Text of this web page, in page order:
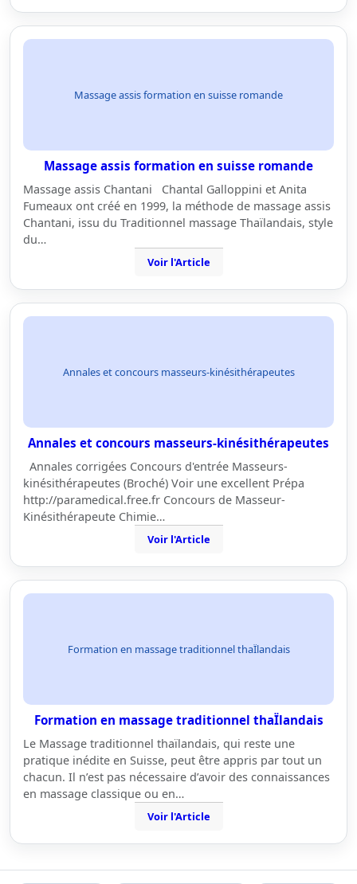
Massage assis formation en suisse romande
Massage assis formation en suisse romande
Massage assis Chantani Chantal Galloppini et Anita
Fumeaux ont créé en 1999, la méthode de massage assis
Chantani, issu du Traditionnel massage Thaïlandais, style
du…
Voir l'Article
Annales et concours masseurs-kinésithérapeutes
Annales et concours masseurs-kinésithérapeutes
Annales corrigées Concours d'entrée Masseurs-
kinésithérapeutes (Broché) Voir une excellent Prépa
http://paramedical.free.fr Concours de Masseur-
Kinésithérapeute Chimie…
Voir l'Article
Formation en massage traditionnel thaÏlandais
Formation en massage traditionnel thaÏlandais
Le Massage traditionnel thaïlandais, qui reste une
pratique inédite en Suisse, peut être appris par tout un
chacun. Il n’est pas nécessaire d’avoir des connaissances
en massage classique ou en…
Voir l'Article